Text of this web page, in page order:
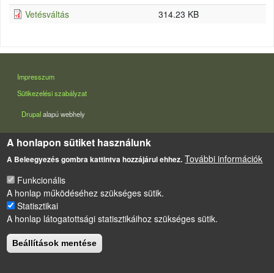
Vetésváltás
314.23 KB
LÁBLÉC
Impresszum
Sütikezelési szabályzat
Drupalalapú webhely
A honlapon sütiket használunk
A Beleegyezés gombra kattintva hozzájárul ehhez. További információk
Funkcionális
A honlap működéséhez szükséges sütik.
Statisztikai
A honlap látogatottsági statisztikáihoz szükséges sütik.
Beállítások mentése